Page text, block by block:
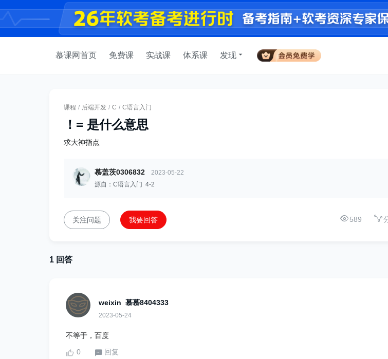
慕课网首页 免费课 实战课 体系课 发现
课程 / 后端开发 / C / C语言入门
！= 是什么意思
求大神指点
慕盖茨0306832
2023-05-22
源自：C语言入门 4-2
关注问题 我要回答 589
1 回答
weixin_慕慕8404333
2023-05-24
不等于，百度
0
回复